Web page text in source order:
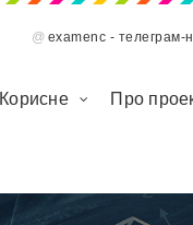
@ examenc - телеграм-
Корисне Про